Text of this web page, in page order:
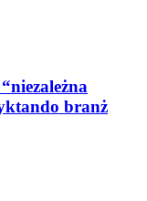
branż